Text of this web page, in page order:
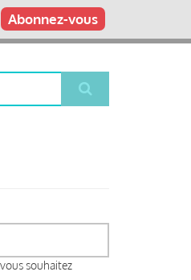
Abonnez-vous
souhaitez